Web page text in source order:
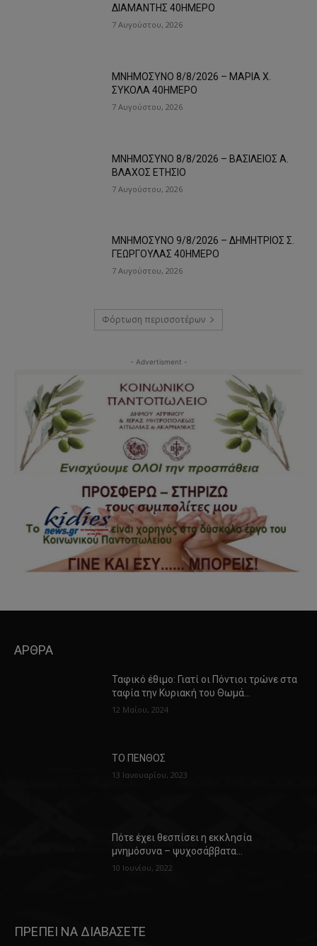
ΔΙΑΜΑΝΤΗΣ 40ΗΜΕΡΟ
7 Αυγούστου, 2026
ΜΝΗΜΟΣΥΝΟ 8/8/2026 – ΜΑΡΙΑ Χ.
ΣΥΚΟΛΑ 40ΗΜΕΡΟ
7 Αυγούστου, 2026
ΜΝΗΜΟΣΥΝΟ 8/8/2026 – ΒΑΣΙΛΕΙΟΣ Α.
ΒΛΑΧΟΣ ΕΤΗΣΙΟ
7 Αυγούστου, 2026
ΜΝΗΜΟΣΥΝΟ 9/8/2026 – ΔΗΜΗΤΡΙΟΣ Σ.
ΓΕΩΡΓΟΥΛΑΣ 40ΗΜΕΡΟ
7 Αυγούστου, 2026
Φόρτωση περισσοτέρων
- Advertisment -
ΑΡΘΡΑ
Ταφικό έθιμο: Γιατί οι Πόντιοι τρώνε στα
ταφία την Κυριακή του Θωμά…
12 Μαΐου, 2024
ΤΟ ΠΕΝΘΟΣ
13 Ιανουαρίου, 2023
Πότε έχει θεσπίσει η εκκλησία
μνημόσυνα – ψυχοσάββατα…
10 Ιουνίου, 2022
ΠΡΕΠΕΙ ΝΑ ΔΙΑΒΑΣΕΤΕ